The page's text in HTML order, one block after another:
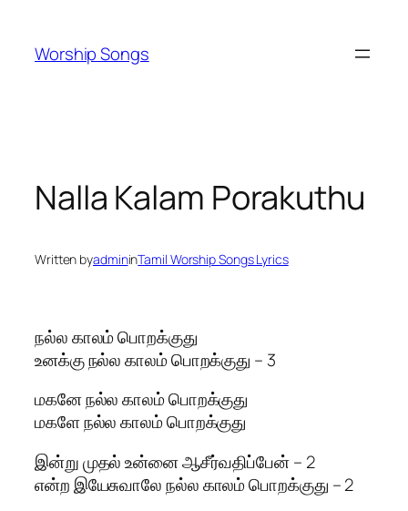
content
Worship Songs
Nalla Kalam Porakuthu
Written byadmininTamil Worship Songs Lyrics
நல்ல காலம் பொறக்குது
உனக்கு நல்ல காலம் பொறக்குது – 3
மகனே நல்ல காலம் பொறக்குது
மகளே நல்ல காலம் பொறக்குது
இன்று முதல் உன்னை ஆசீர்வதிப்பேன் – 2
என்ற இயேசுவாலே நல்ல காலம் பொறக்குது – 2